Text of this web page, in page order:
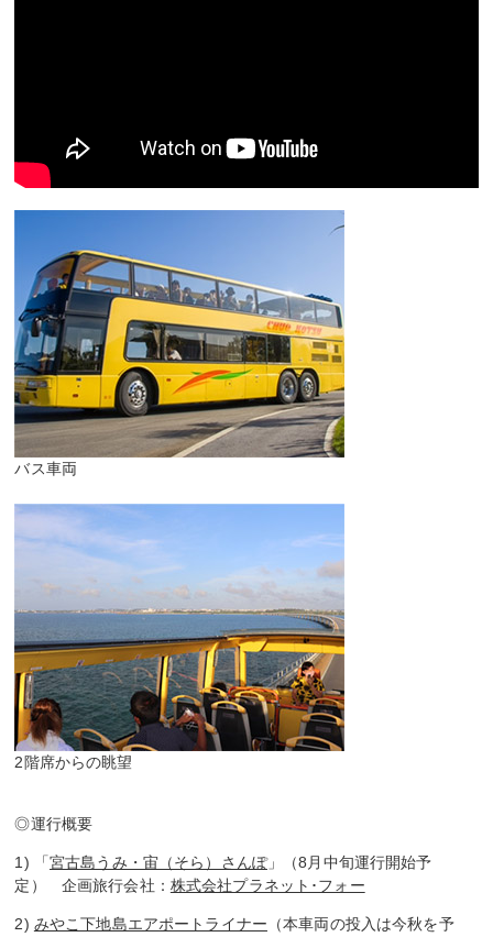
バス車両
2階席からの眺望
◎運行概要
1) 「宮古島うみ・宙（そら）さんぽ」（8月中旬運行開始予
定） 企画旅行会社： 株式会社プラネット･フォー
2) みやこ下地島エアポートライナー （本車両の投入は今秋を予